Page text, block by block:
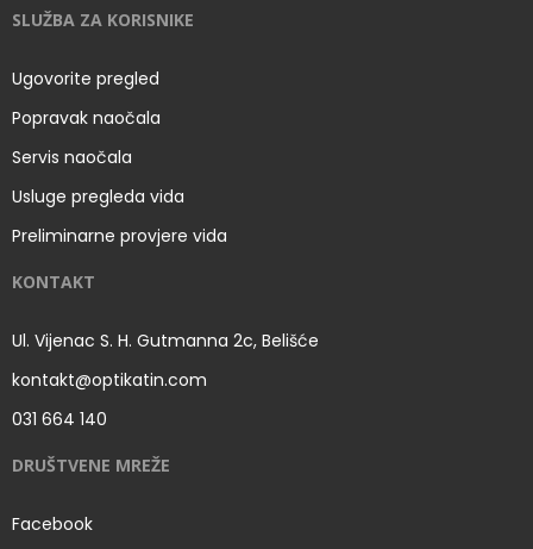
SLUŽBA ZA KORISNIKE
Ugovorite pregled
Popravak naočala
Servis naočala
Usluge pregleda vida
Preliminarne provjere vida
KONTAKT
Ul. Vijenac S. H. Gutmanna 2c, Belišće
kontakt@optikatin.com
031 664 140
DRUŠTVENE MREŽE
Facebook